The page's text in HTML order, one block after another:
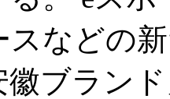
スなどの
徽ブラン